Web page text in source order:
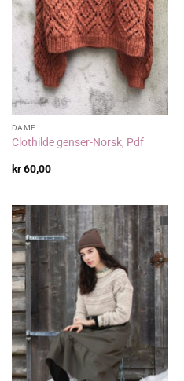
DAME
Clothilde genser-Norsk, Pdf
kr60,00